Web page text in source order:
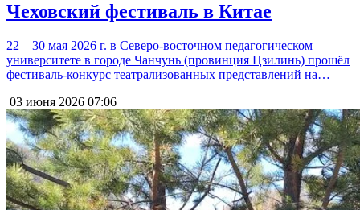
Чеховский фестиваль в Китае
22 – 30 мая 2026 г. в Северо-восточном педагогическом
университете в городе Чанчунь (провинция Цзилинь) прошёл
фестиваль-конкурс театрализованных представлений на…
03 июня 2026 07:06